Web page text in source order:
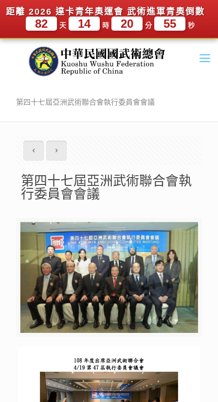
距離 2026 達卡青年奧運會 武術進軍青奧倒數
82 天 14 時 20 分 54 秒
第四十七屆亞洲武術聯合會執行委員會會議
第四十七屆亞洲武術聯合會執
行委員會會議